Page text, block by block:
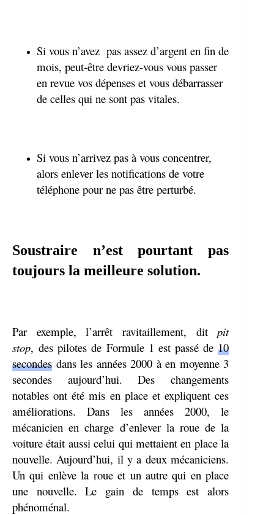
Si vous n’avez pas assez d’argent en fin de
mois, peut-être devriez-vous vous passer
en revue vos dépenses et vous débarrasser
de celles qui ne sont pas vitales.
Si vous n’arrivez pas à vous concentrer,
alors enlever les notifications de votre
téléphone pour ne pas être perturbé.
Soustraire n’est pourtant pas
toujours la meilleure solution.
Par exemple, l’arrêt ravitaillement, ditpit
stop, des pilotes de Formule 1 est passé de10
secondes dans les années 2000 à en moyenne 3
secondes aujourd’hui. Des changements
notables ont été mis en place et expliquent ces
améliorations. Dans les années 2000, le
mécanicien en charge d’enlever la roue de la
voiture était aussi celui qui mettaient en place la
nouvelle. Aujourd’hui, il y a deux mécaniciens.
Un qui enlève la roue et un autre qui en place
une nouvelle. Le gain de temps est alors
phénoménal.